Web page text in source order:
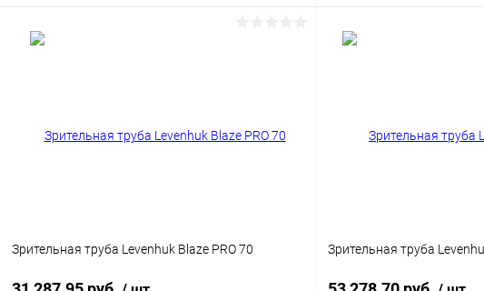
Зрительная труба Levenhuk Blaze PRO 70 Зрительная труба